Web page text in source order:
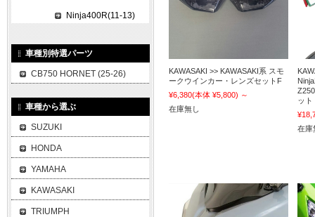
KAWASAKI >> KAWASAKI系 スモ
ークウインカー・レンズセットF
¥6,380(本体 ¥5,800) ～
在庫無し
ッ
在庫
Ninja400R(11-13)
車種別特選パーツ
CB750 HORNET (25-26)
車種から選ぶ
SUZUKI
HONDA
YAMAHA
KAWASAKI
TRIUMPH